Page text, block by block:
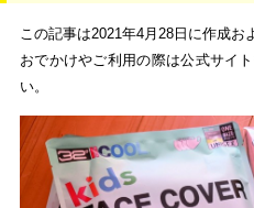
この記事は2021年4月28日に作成お
おでかけやご利用の際は公式サイ
い。